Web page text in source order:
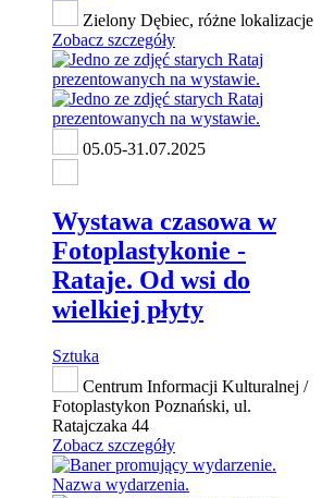
Zielony Dębiec, różne lokalizacje
Zobacz szczegóły
05.05-31.07.2025
Wystawa czasowa w
Fotoplastykonie -
Rataje. Od wsi do
wielkiej płyty
Sztuka
Centrum Informacji Kulturalnej /
Fotoplastykon Poznański, ul.
Ratajczaka 44
Zobacz szczegóły